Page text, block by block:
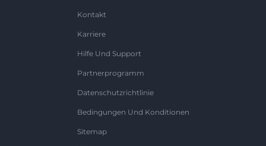
Kontakt
Karriere
Hilfe Und Support
Partnerprogramm
Datenschutzrichtlinie
Bedingungen Und Konditionen
Sitemap